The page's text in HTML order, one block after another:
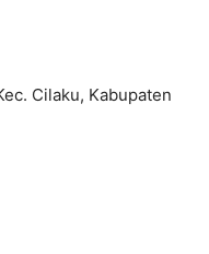
Cilaku, Kabupaten